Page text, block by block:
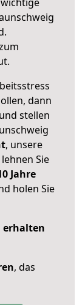
dann
stellen
, unsere
Sie
Jahre
holen Sie
erhalten
, das